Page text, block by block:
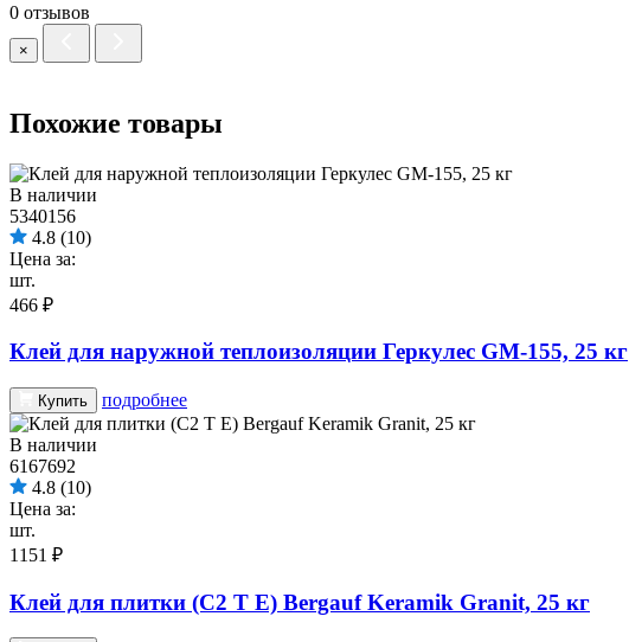
0 отзывов
×
Похожие товары
В наличии
5340156
4.8 (10)
Цена за:
шт.
466 ₽
Клей для наружной теплоизоляции Геркулес GM-155, 25 кг
Купить подробнее
В наличии
6167692
4.8 (10)
Цена за:
шт.
1151 ₽
Клей для плитки (С2 Т Е) Bergauf Keramik Granit, 25 кг